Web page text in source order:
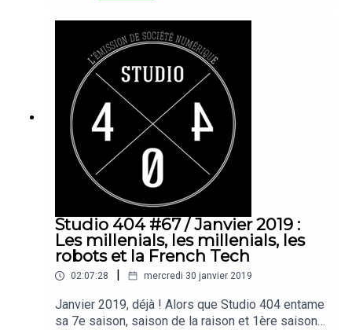
fort.Digit@lement vôtre, l'équipe de 404 <3
Studio 404 #67 / Janvier 2019 :
Les millenials, les millenials, les
robots et la French Tech
02:07:28 | mercredi 30 janvier 2019
Janvier 2019, déjà ! Alors que Studio 404 entame
sa 7e saison, saison de la raison et 1ère saison